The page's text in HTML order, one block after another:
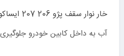
خار
آب به داخل کابین خودرو